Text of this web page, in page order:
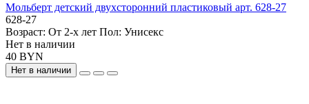
Мольберт детский двухсторонний пластиковый арт. 628-27
628-27
Возраст: От 2-х лет Пол: Унисекс
Нет в наличии
40 BYN
Нет в наличии